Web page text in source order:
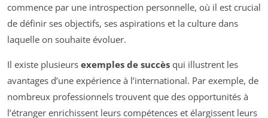
commence par une introspection personnelle, où il est crucial
de définir ses objectifs, ses aspirations et la culture dans
laquelle on souhaite évoluer.
Il existe plusieurs exemples de succès qui illustrent les
avantages d’une expérience à l’international. Par exemple, de
nombreux professionnels trouvent que des opportunités à
l’étranger enrichissent leurs compétences et élargissent leurs